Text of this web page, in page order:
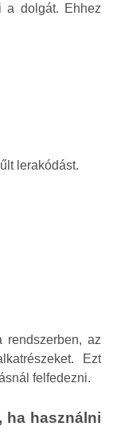
a dolgát. Ehhez
lerakódást.
rendszerben, az
Ezt
felfedezni.
ha használni